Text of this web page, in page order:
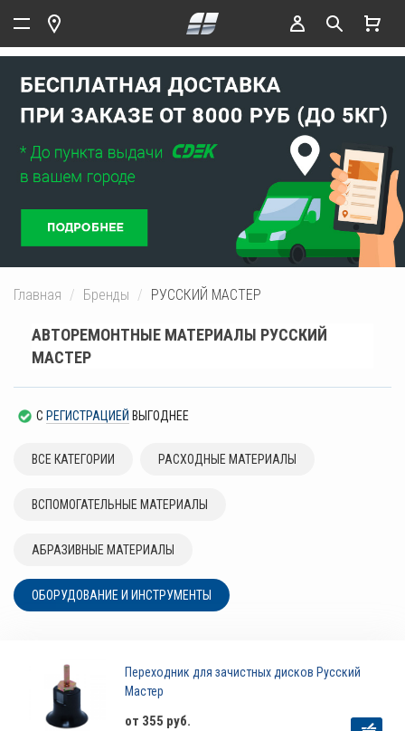
Главная Бренды РУССКИЙ МАСТЕР
АВТОРЕМОНТНЫЕ МАТЕРИАЛЫ РУССКИЙ
МАСТЕР
С РЕГИСТРАЦИЕЙ ВЫГОДНЕЕ
ВСЕ КАТЕГОРИИ РАСХОДНЫЕ МАТЕРИАЛЫ
ВСПОМОГАТЕЛЬНЫЕ МАТЕРИАЛЫ
АБРАЗИВНЫЕ МАТЕРИАЛЫ
ОБОРУДОВАНИЕ И ИНСТРУМЕНТЫ
Переходник для зачистных дисков Русский
Мастер
от 355 руб.